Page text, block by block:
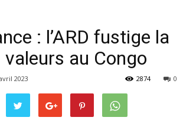
: l’ARD fustige la
au Congo
2023 0
2874